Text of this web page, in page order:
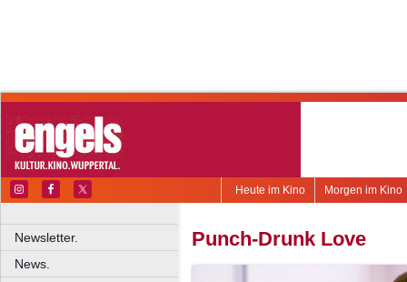
Morgen im Kino
Heute im Kino
Newsletter.
News.
Punch-Drunk Love